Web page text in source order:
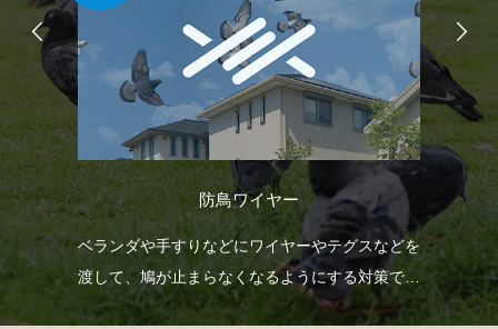
防鳥ワイヤー
ベランダや手すりなどにワイヤーやテグスなどを
渡して、鳩が止まらなくなるようにする対策で
す。